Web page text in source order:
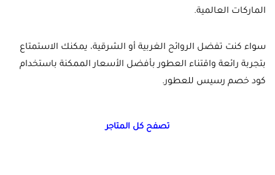
الماركات العالمية.
سواء كنت تفضل الروائح الغربية أو الشرقية، يمكنك الاستمتاع
بتجربة رائعة واقتناء العطور بأفضل الأسعار الممكنة باستخدام
كود خصم رسيس للعطور.
تصفح كل المتاجر